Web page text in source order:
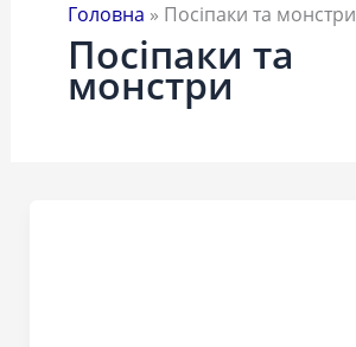
Головна » Посіпаки та монстри
Посіпаки та
монстри